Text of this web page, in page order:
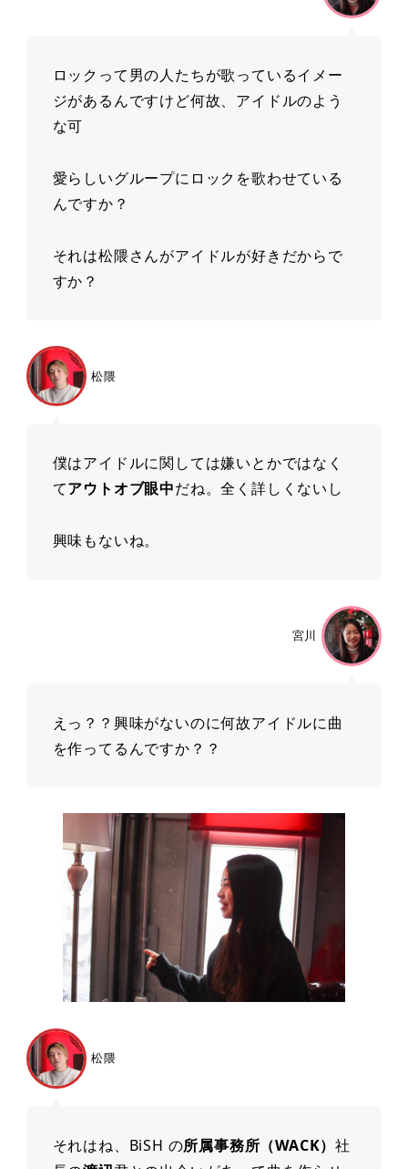
ロックって男の⼈たちが歌っているイメー
ジがあるんですけど何故、アイドルのよう
な可
愛らしいグループにロックを歌わせている
んですか？
それは松隈さんがアイドルが好きだからで
すか？
松隈
僕はアイドルに関しては嫌いとかではなく
てアウトオブ眼中だね。全く詳しくないし
興味もないね。
宮川
えっ？？興味がないのに何故アイドルに曲
を作ってるんですか？？
松隈
それはね、BiSH の所属事務所（WACK）社